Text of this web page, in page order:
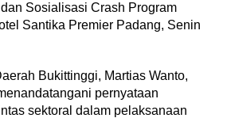
Sosialisasi Crash Program
Santika Premier Padang, Senin
Bukittinggi, Martias Wanto,
pernyataan
sektoral dalam pelaksanaan